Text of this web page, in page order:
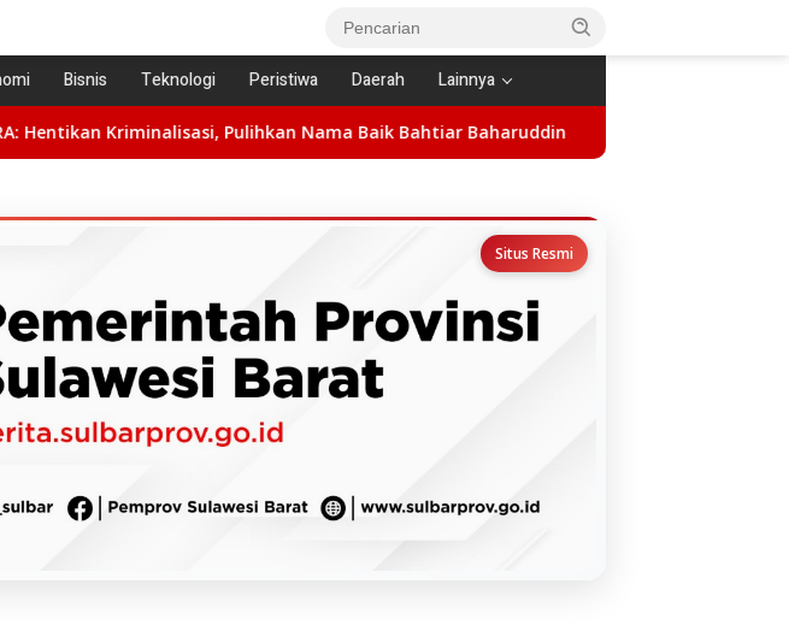
Bisnis Teknologi Peristiwa Daerah Lainnya
Pulihkan Nama Baik Bahtiar Baharuddin Hadiri Acara Penamatan Kelas VI